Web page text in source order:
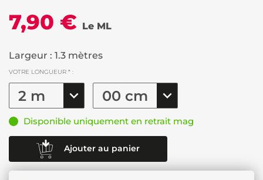
7,90 € Le ML
Largeur : 1.3 mètres
VOTRE LONGUEUR * :
Disponible uniquement en retrait mag
Ajouter au panier